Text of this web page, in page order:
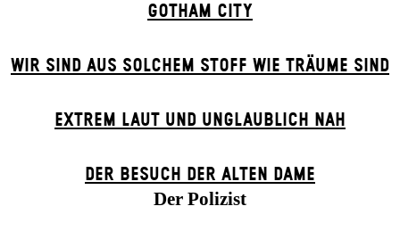
GOTHAM CITY
WIR SIND AUS SOLCHEM STOFF WIE TRÄUME SIND
EXTREM LAUT UND UNGLAUBLICH NAH
DER BE­SUCH DER ALT­EN DA­ME
Der Polizist